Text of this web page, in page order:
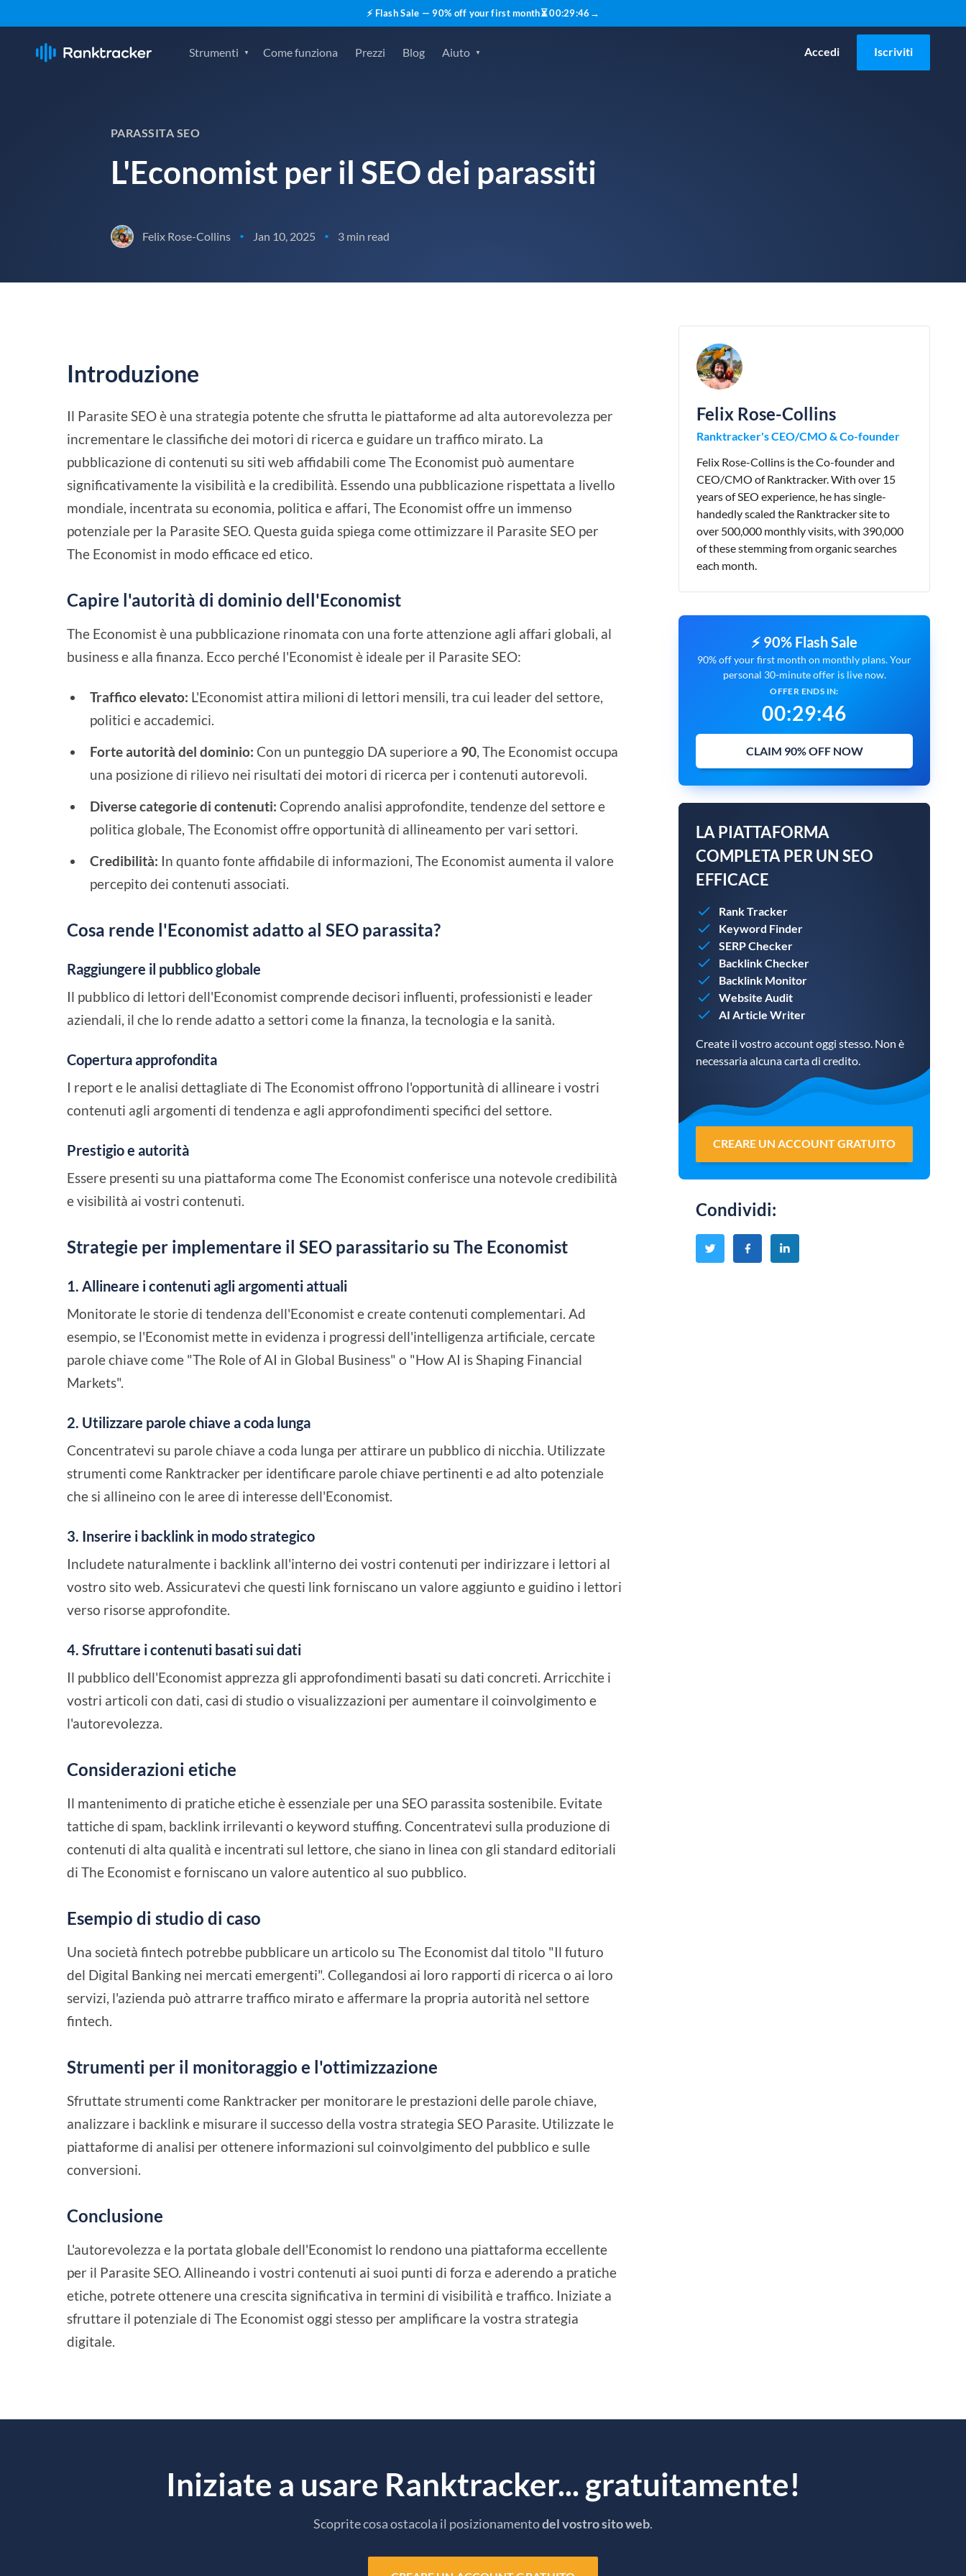
⚡ Flash Sale — 90% off your first month⏳00:29:45 →
Strumenti Come funziona Prezzi Blog Aiuto Accedi Iscriviti
PARASSITA SEO
L'Economist per il SEO dei parassiti
Felix Rose-Collins • Jan 10, 2025 • 3 min read
Introduzione
Il Parasite SEO è una strategia potente che sfrutta le piattaforme ad alta autorevolezza per
incrementare le classifiche dei motori di ricerca e guidare un traffico mirato. La
pubblicazione di contenuti su siti web affidabili come The Economist può aumentare
significativamente la visibilità e la credibilità. Essendo una pubblicazione rispettata a livello
mondiale, incentrata su economia, politica e affari, The Economist offre un immenso
potenziale per la Parasite SEO. Questa guida spiega come ottimizzare il Parasite SEO per
The Economist in modo efficace ed etico.
Capire l'autorità di dominio dell'Economist
The Economist è una pubblicazione rinomata con una forte attenzione agli affari globali, al
business e alla finanza. Ecco perché l'Economist è ideale per il Parasite SEO:
Traffico elevato: L'Economist attira milioni di lettori mensili, tra cui leader del settore,
politici e accademici.
Forte autorità del dominio: Con un punteggio DA superiore a 90, The Economist occupa
una posizione di rilievo nei risultati dei motori di ricerca per i contenuti autorevoli.
Diverse categorie di contenuti: Coprendo analisi approfondite, tendenze del settore e
politica globale, The Economist offre opportunità di allineamento per vari settori.
Credibilità: In quanto fonte affidabile di informazioni, The Economist aumenta il valore
percepito dei contenuti associati.
Cosa rende l'Economist adatto al SEO parassita?
Raggiungere il pubblico globale
Il pubblico di lettori dell'Economist comprende decisori influenti, professionisti e leader
aziendali, il che lo rende adatto a settori come la finanza, la tecnologia e la sanità.
Copertura approfondita
I report e le analisi dettagliate di The Economist offrono l'opportunità di allineare i vostri
contenuti agli argomenti di tendenza e agli approfondimenti specifici del settore.
Prestigio e autorità
Essere presenti su una piattaforma come The Economist conferisce una notevole credibilità
e visibilità ai vostri contenuti.
Strategie per implementare il SEO parassitario su The Economist
1. Allineare i contenuti agli argomenti attuali
Monitorate le storie di tendenza dell'Economist e create contenuti complementari. Ad
esempio, se l'Economist mette in evidenza i progressi dell'intelligenza artificiale, cercate
parole chiave come "The Role of AI in Global Business" o "How AI is Shaping Financial
Markets".
2. Utilizzare parole chiave a coda lunga
Concentratevi su parole chiave a coda lunga per attirare un pubblico di nicchia. Utilizzate
strumenti come Ranktracker per identificare parole chiave pertinenti e ad alto potenziale
che si allineino con le aree di interesse dell'Economist.
3. Inserire i backlink in modo strategico
Includete naturalmente i backlink all'interno dei vostri contenuti per indirizzare i lettori al
vostro sito web. Assicuratevi che questi link forniscano un valore aggiunto e guidino i lettori
verso risorse approfondite.
4. Sfruttare i contenuti basati sui dati
Il pubblico dell'Economist apprezza gli approfondimenti basati su dati concreti. Arricchite i
vostri articoli con dati, casi di studio o visualizzazioni per aumentare il coinvolgimento e
l'autorevolezza.
Considerazioni etiche
Il mantenimento di pratiche etiche è essenziale per una SEO parassita sostenibile. Evitate
tattiche di spam, backlink irrilevanti o keyword stuffing. Concentratevi sulla produzione di
contenuti di alta qualità e incentrati sul lettore, che siano in linea con gli standard editoriali
di The Economist e forniscano un valore autentico al suo pubblico.
Esempio di studio di caso
Una società fintech potrebbe pubblicare un articolo su The Economist dal titolo "Il futuro
del Digital Banking nei mercati emergenti". Collegandosi ai loro rapporti di ricerca o ai loro
servizi, l'azienda può attrarre traffico mirato e affermare la propria autorità nel settore
fintech.
Strumenti per il monitoraggio e l'ottimizzazione
Sfruttate strumenti come Ranktracker per monitorare le prestazioni delle parole chiave,
analizzare i backlink e misurare il successo della vostra strategia SEO Parasite. Utilizzate le
piattaforme di analisi per ottenere informazioni sul coinvolgimento del pubblico e sulle
conversioni.
Conclusione
L'autorevolezza e la portata globale dell'Economist lo rendono una piattaforma eccellente
per il Parasite SEO. Allineando i vostri contenuti ai suoi punti di forza e aderendo a pratiche
etiche, potrete ottenere una crescita significativa in termini di visibilità e traffico. Iniziate a
sfruttare il potenziale di The Economist oggi stesso per amplificare la vostra strategia
digitale.
Felix Rose-Collins
Ranktracker's CEO/CMO & Co-founder
Felix Rose-Collins is the Co-founder and
CEO/CMO of Ranktracker. With over 15
years of SEO experience, he has single-
handedly scaled the Ranktracker site to
over 500,000 monthly visits, with 390,000
of these stemming from organic searches
each month.
⚡ 90% Flash Sale
90% off your first month on monthly plans. Your
personal 30-minute offer is live now.
OFFER ENDS IN:
00:29:45
CLAIM 90% OFF NOW
LA PIATTAFORMA
COMPLETA PER UN SEO
EFFICACE
Rank Tracker
Keyword Finder
SERP Checker
Backlink Checker
Backlink Monitor
Website Audit
AI Article Writer
Create il vostro account oggi stesso. Non è
necessaria alcuna carta di credito.
CREARE UN ACCOUNT GRATUITO
Condividi:
Iniziate a usare Ranktracker... gratuitamente!
Scoprite cosa ostacola il posizionamentodel vostro sito web.